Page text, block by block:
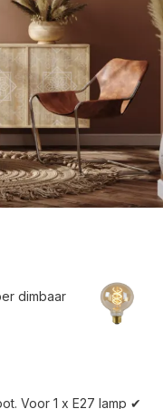
dimbaar
Voor 1 x E27 lamp ✔